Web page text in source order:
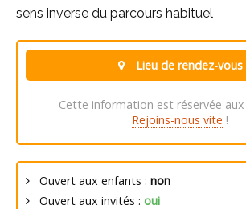
sens inverse du parcours habituel
Lieu de rendez-vous
Cette information est réservée
Rejoins-nous vite !
Ouvert aux enfants : non
Ouvert aux invités : oui